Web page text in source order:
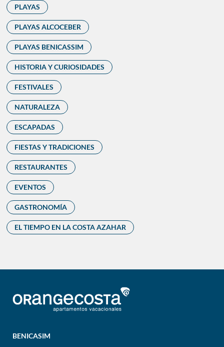
PLAYAS
PLAYAS ALCOCEBER
PLAYAS BENICASSIM
HISTORIA Y CURIOSIDADES
FESTIVALES
NATURALEZA
ESCAPADAS
FIESTAS Y TRADICIONES
RESTAURANTES
EVENTOS
GASTRONOMÍA
EL TIEMPO EN LA COSTA AZAHAR
BENICASIM